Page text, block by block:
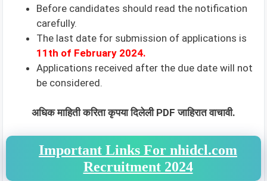
Before candidates should read the notification
carefully.
The last date for submission of applications is
11th of February 2024.
Applications received after the due date will not
be considered.
अधिक माहिती करिता कृपया दिलेली PDF जाहिरात वाचावी.
Important Links For nhidcl.com
Recruitment 2024